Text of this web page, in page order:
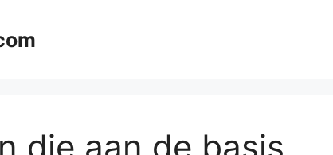
die aan de basis